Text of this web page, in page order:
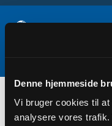
Denne hjemmeside
Vi bruger cookies til
analysere vores
Samarbejder